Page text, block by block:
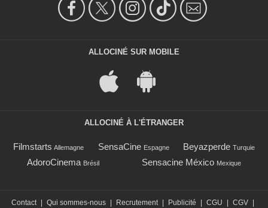
ALLOCINÉ SUR MOBILE
ALLOCINÉ À L'ÉTRANGER
Filmstarts Allemagne SensaCine Espagne Beyazperde Turquie
AdoroCinema Brésil Sensacine México Mexique
Contact Qui sommes-nous Recrutement Publicité CGU CGV